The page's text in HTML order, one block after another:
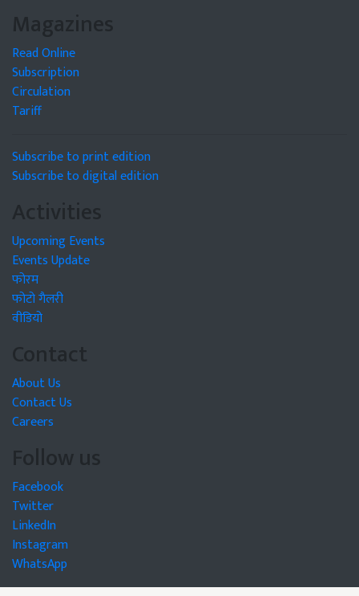
Magazines
Read Online
Subscription
Circulation
Tariff
Subscribe to print edition
Subscribe to digital edition
Activities
Upcoming Events
Events Update
फोरम
फोटो गैलरी
वीडियो
Contact
About Us
Contact Us
Careers
Follow us
Facebook
Twitter
LinkedIn
Instagram
WhatsApp